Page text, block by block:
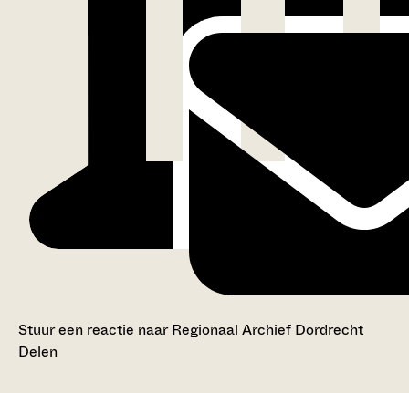
Stuur een reactie naar Regionaal Archief Dordrecht
Delen